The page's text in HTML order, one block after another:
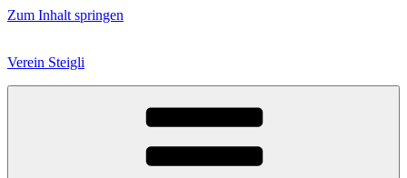
Zum Inhalt springen
Verein Steigli